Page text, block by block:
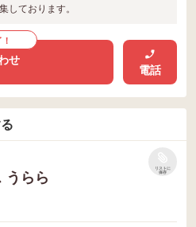
しております。
せ
電話
うらら
リストに
保存